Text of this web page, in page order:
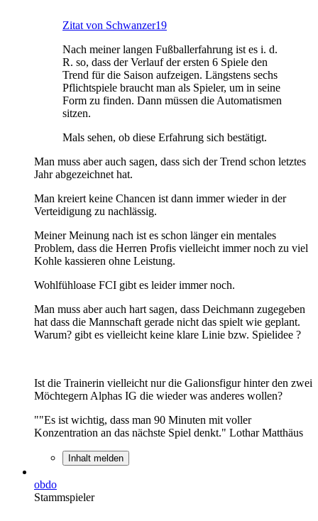
Zitat von Schwanzer19
Nach meiner langen Fußballerfahrung ist es i. d.
R. so, dass der Verlauf der ersten 6 Spiele den
Trend für die Saison aufzeigen. Längstens sechs
Pflichtspiele braucht man als Spieler, um in seine
Form zu finden. Dann müssen die Automatismen
sitzen.
Mals sehen, ob diese Erfahrung sich bestätigt.
Man muss aber auch sagen, dass sich der Trend schon letztes
Jahr abgezeichnet hat.
Man kreiert keine Chancen ist dann immer wieder in der
Verteidigung zu nachlässig.
Meiner Meinung nach ist es schon länger ein mentales
Problem, dass die Herren Profis vielleicht immer noch zu viel
Kohle kassieren ohne Leistung.
Wohlfühloase FCI gibt es leider immer noch.
Man muss aber auch hart sagen, dass Deichmann zugegeben
hat dass die Mannschaft gerade nicht das spielt wie geplant.
Warum? gibt es vielleicht keine klare Linie bzw. Spielidee ?
Ist die Trainerin vielleicht nur die Galionsfigur hinter den zwei
Möchtegern Alphas IG die wieder was anderes wollen?
""Es ist wichtig, dass man 90 Minuten mit voller
Konzentration an das nächste Spiel denkt." Lothar Matthäus
Inhalt melden
obdo
Stammspieler